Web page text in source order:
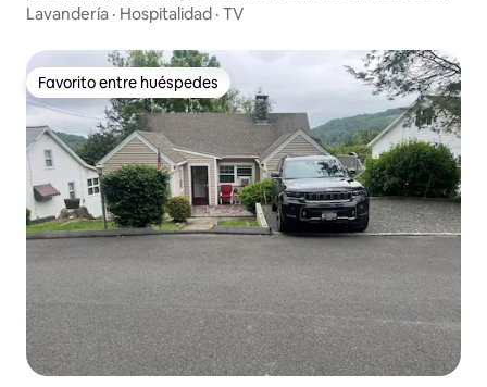
Lake
Lavandería · Hospitalidad · TV
Favorito entre huéspedes
Favorito entre huéspedes